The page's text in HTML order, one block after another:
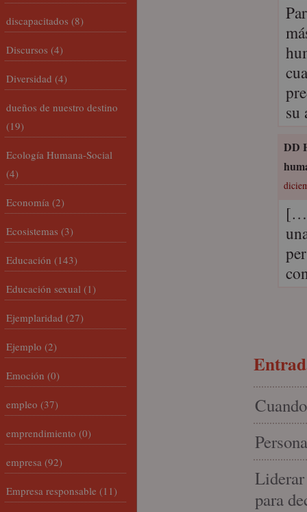
su
DD
para
discapacitados (8)
Discursos (4)
Diversidad (4)
dueños de nuestro destino
(19)
Ecología Humana-Social
(4)
Economía (2)
Ecosistemas (3)
Educación (143)
Educación sexual (1)
Ejemplaridad (27)
Ejemplo (2)
Emoción (0)
empleo (37)
emprendimiento (0)
empresa (92)
Empresa responsable (11)